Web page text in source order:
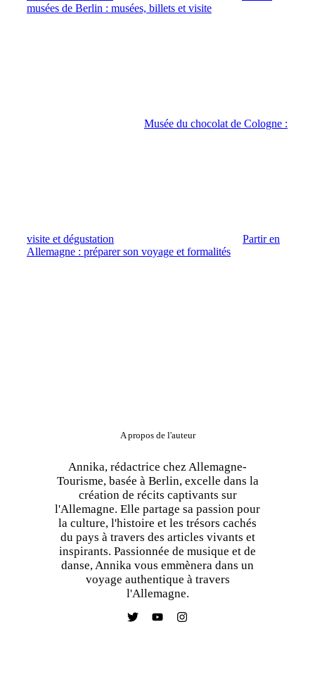
musées de Berlin : musées, billets et visite
Musée du chocolat de Cologne :
visite et dégustation
Partir en
Allemagne : préparer son voyage et formalités
A propos de l'auteur
Annika, rédactrice chez Allemagne-
Tourisme, basée à Berlin, excelle dans la
création de récits captivants sur
l'Allemagne. Elle partage sa passion pour
la culture, l'histoire et les trésors cachés
du pays à travers des articles vivants et
inspirants. Passionnée de musique et de
danse, Annika vous emmènera dans un
voyage authentique à travers
l'Allemagne.